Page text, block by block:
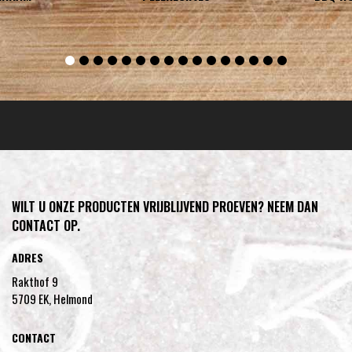
WILT U ONZE PRODUCTEN VRIJBLIJVEND PROEVEN? NEEM DAN
CONTACT OP.
ADRES
Rakthof 9
5709 EK, Helmond
CONTACT